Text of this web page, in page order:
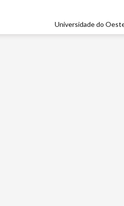
Universidade do